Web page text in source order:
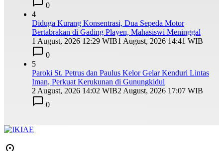
0
4
Diduga Kurang Konsentrasi, Dua Sepeda Motor
Bertabrakan di Gading Playen, Mahasiswi Meninggal
1 August, 2026 12:29 WIB1 August, 2026 14:41 WIB
0
5
Paroki St. Petrus dan Paulus Kelor Gelar Kenduri Lintas
Iman, Perkuat Kerukunan di Gunungkidul
2 August, 2026 14:02 WIB2 August, 2026 17:07 WIB
0